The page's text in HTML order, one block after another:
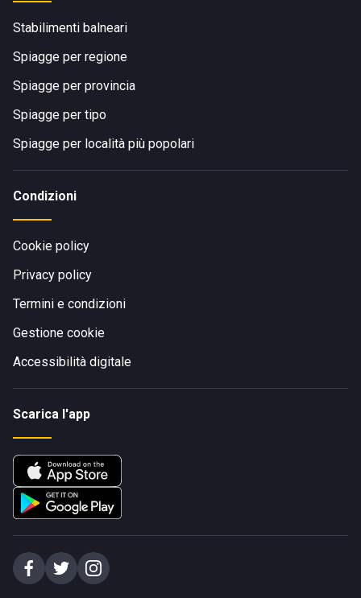
Stabilimenti balneari
Spiagge per regione
Spiagge per provincia
Spiagge per tipo
Spiagge per località più popolari
Condizioni
Cookie policy
Privacy policy
Termini e condizioni
Gestione cookie
Accessibilità digitale
Scarica l'app